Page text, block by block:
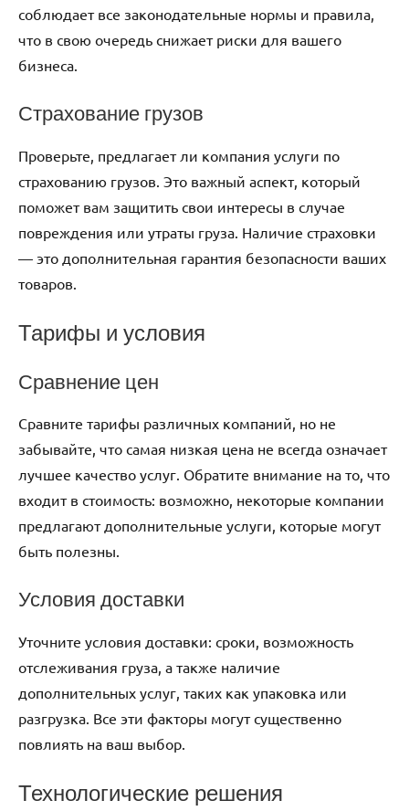
соблюдает все законодательные нормы и правила,
что в свою очередь снижает риски для вашего
бизнеса.
Страхование грузов
Проверьте, предлагает ли компания услуги по
страхованию грузов. Это важный аспект, который
поможет вам защитить свои интересы в случае
повреждения или утраты груза. Наличие страховки
— это дополнительная гарантия безопасности ваших
товаров.
Тарифы и условия
Сравнение цен
Сравните тарифы различных компаний, но не
забывайте, что самая низкая цена не всегда означает
лучшее качество услуг. Обратите внимание на то, что
входит в стоимость: возможно, некоторые компании
предлагают дополнительные услуги, которые могут
быть полезны.
Условия доставки
Уточните условия доставки: сроки, возможность
отслеживания груза, а также наличие
дополнительных услуг, таких как упаковка или
разгрузка. Все эти факторы могут существенно
повлиять на ваш выбор.
Технологические решения